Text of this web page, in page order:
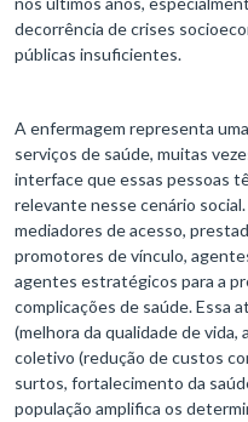
decorrência de crises
públicas insuficientes.
A enfermagem representa
serviços de saúde, muitas
interface que essas pessoas
relevante nesse cenário
mediadores de acesso,
promotores de vínculo,
agentes estratégicos para a
complicações de saúde. Essa
(melhora da qualidade de
coletivo (redução de custos
surtos, fortalecimento da
população amplifica os